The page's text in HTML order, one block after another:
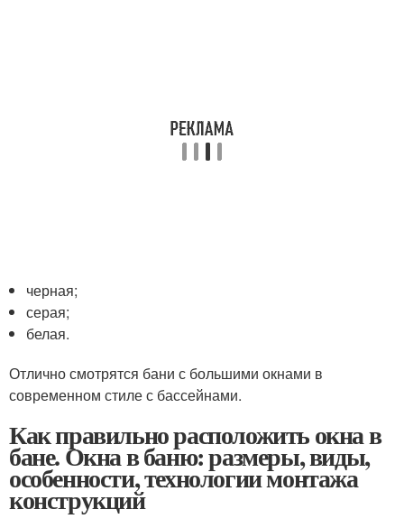
черная;
серая;
белая.
Отлично смотрятся бани с большими окнами в
современном стиле с бассейнами.
Как правильно расположить окна в
бане. Окна в баню: размеры, виды,
особенности, технологии монтажа
конструкций